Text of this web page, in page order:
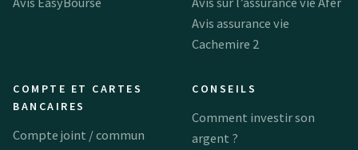
Avis assurance vie
Cachemire 2
COMPTE ET CARTES
BANCAIRES
Compte joint / commun
CONSEILS
Comment investir son
argent ?